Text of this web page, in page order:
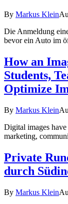
By Markus Klein
Die Anmeldung
bevor ein Auto im
How an
Students,
Optimize
By Markus Klein
Digital images have
marketing,
Private
durch
By Markus Klein